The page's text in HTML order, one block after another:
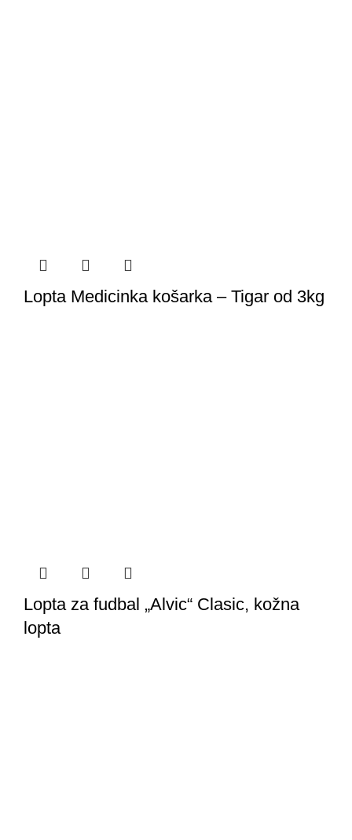
Lopta Medicinka košarka – Tigar od 3kg
Lopta za fudbal „Alvic“ Clasic, kožna
lopta